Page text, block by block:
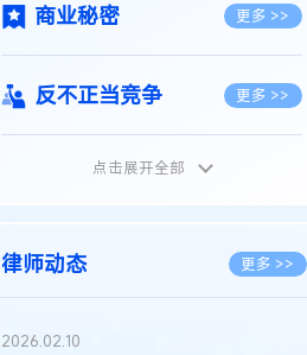
商业秘密 更多 >>
反不正当竞争 更多 >>
植物新品种
地理标志 更多 >>
集成电路布图设计
点击展开全部
律师动态 更多 >>
2026.02.10